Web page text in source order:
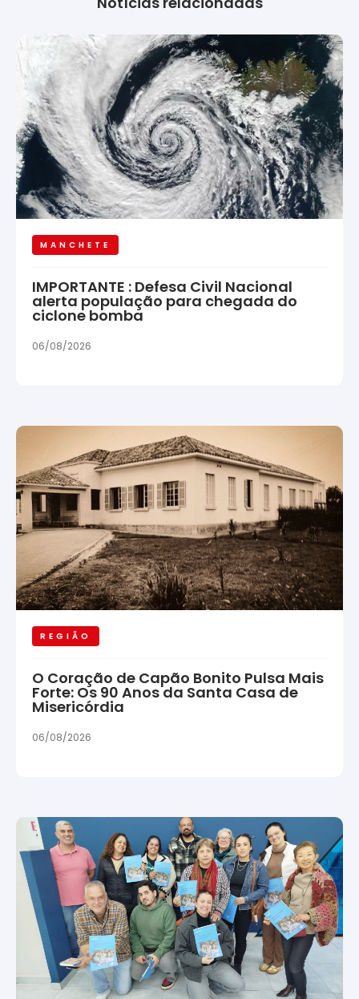
MANCHETE
IMPORTANTE : Defesa Civil Nacional
alerta população para chegada do
ciclone bomba
06/08/2026
REGIÃO
O Coração de Capão Bonito Pulsa Mais
Forte: Os 90 Anos da Santa Casa de
Misericórdia
06/08/2026